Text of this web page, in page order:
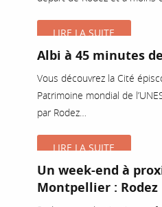
LIRE LA SUITE
Albi à 45 minutes
Vous découvrez la Cité
Patrimoine mondial de
par Rodez…
LIRE LA SUITE
Un week-end à
Montpellier : Rodez